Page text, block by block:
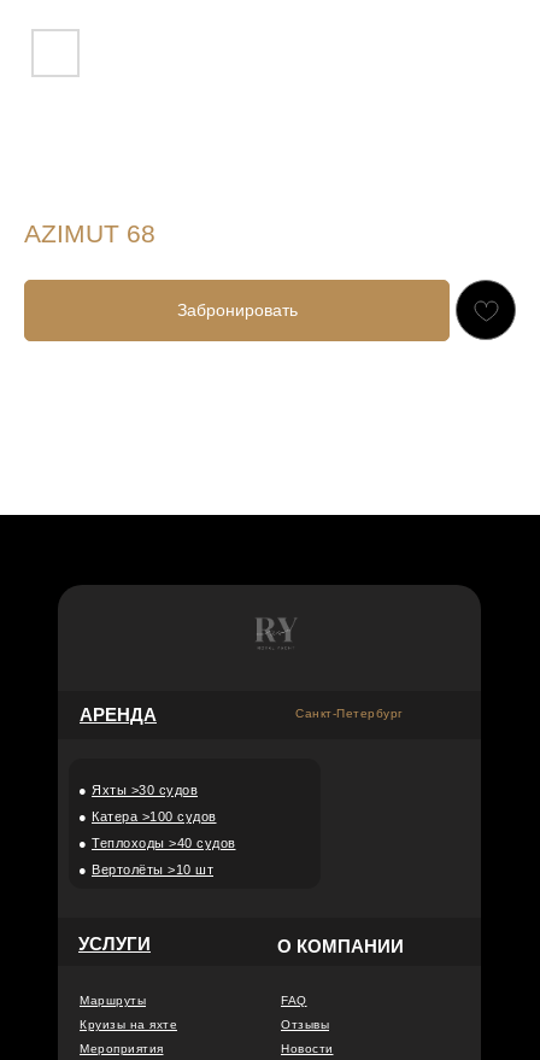
AZIMUT 68
Забронировать
FAQ
Отзывы
Новости
Маршруты
Круизы на яхте
Мероприятия
АРЕНДА
О КОМПАНИИ
● Яхты >30 судов
● Катера >100 судов
● Теплоходы >40 судов
● Вертолёты >10 шт
Санкт-Петербург
УСЛУГИ